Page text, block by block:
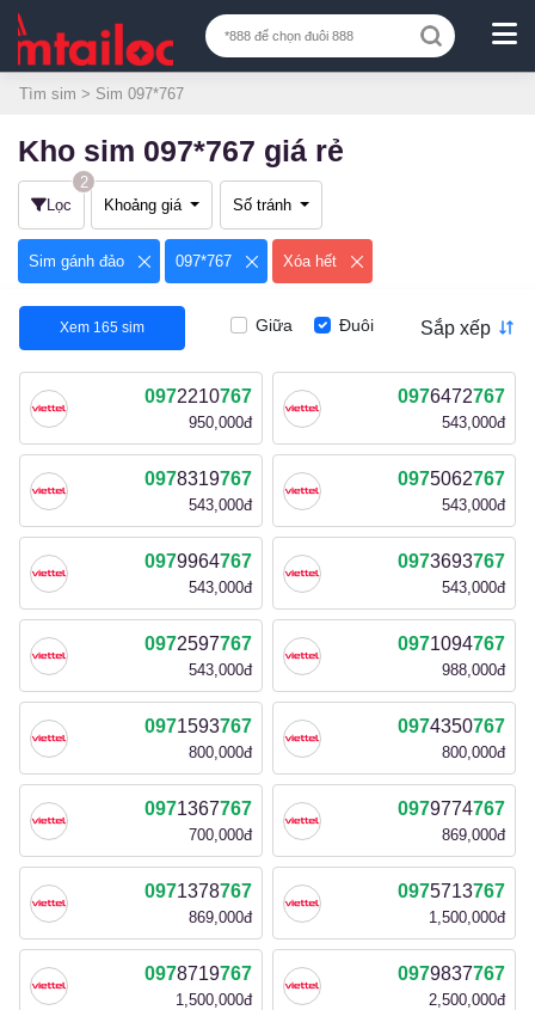
Tìm sim > Sim 097*767
Kho sim 097*767 giá rẻ
Lọc
2
Khoảng giá
Số tránh
Sim gánh đảo 097*767 Xóa hết
Xem 165 sim Giữa Đuôi Sắp xếp
0972210767
950,000đ
0976472767
543,000đ
0978319767
543,000đ
0975062767
543,000đ
0979964767
543,000đ
0973693767
543,000đ
0972597767
543,000đ
0971094767
988,000đ
0971593767
800,000đ
0974350767
800,000đ
0971367767
700,000đ
0979774767
869,000đ
0971378767
869,000đ
0975713767
1,500,000đ
0978719767
1,500,000đ
0979837767
2,500,000đ